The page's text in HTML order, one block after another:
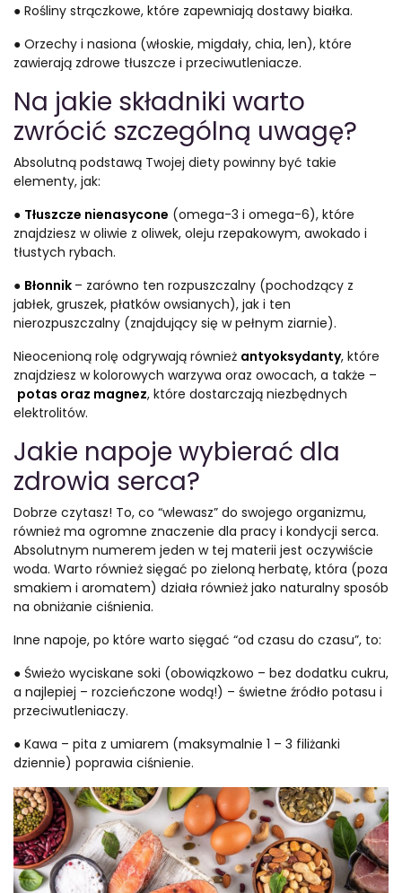
● Rośliny strączkowe, które zapewniają dostawy białka.
● Orzechy i nasiona (włoskie, migdały, chia, len), które
zawierają zdrowe tłuszcze i przeciwutleniacze.
Na jakie składniki warto
zwrócić szczególną uwagę?
Absolutną podstawą Twojej diety powinny być takie
elementy, jak:
● Tłuszcze nienasycone (omega-3 i omega-6), które
znajdziesz w oliwie z oliwek, oleju rzepakowym, awokado i
tłustych rybach.
● Błonnik – zarówno ten rozpuszczalny (pochodzący z
jabłek, gruszek, płatków owsianych), jak i ten
nierozpuszczalny (znajdujący się w pełnym ziarnie).
Nieocenioną rolę odgrywają również antyoksydanty, które
znajdziesz w kolorowych warzywa oraz owocach, a także –
potas oraz magnez, które dostarczają niezbędnych
elektrolitów.
Jakie napoje wybierać dla
zdrowia serca?
Dobrze czytasz! To, co “wlewasz” do swojego organizmu,
również ma ogromne znaczenie dla pracy i kondycji serca.
Absolutnym numerem jeden w tej materii jest oczywiście
woda. Warto również sięgać po zieloną herbatę, która (poza
smakiem i aromatem) działa również jako naturalny sposób
na obniżanie ciśnienia.
Inne napoje, po które warto sięgać “od czasu do czasu”, to:
● Świeżo wyciskane soki (obowiązkowo – bez dodatku cukru,
a najlepiej – rozcieńczone wodą!) – świetne źródło potasu i
przeciwutleniaczy.
● Kawa – pita z umiarem (maksymalnie 1 – 3 filiżanki
dziennie) poprawia ciśnienie.